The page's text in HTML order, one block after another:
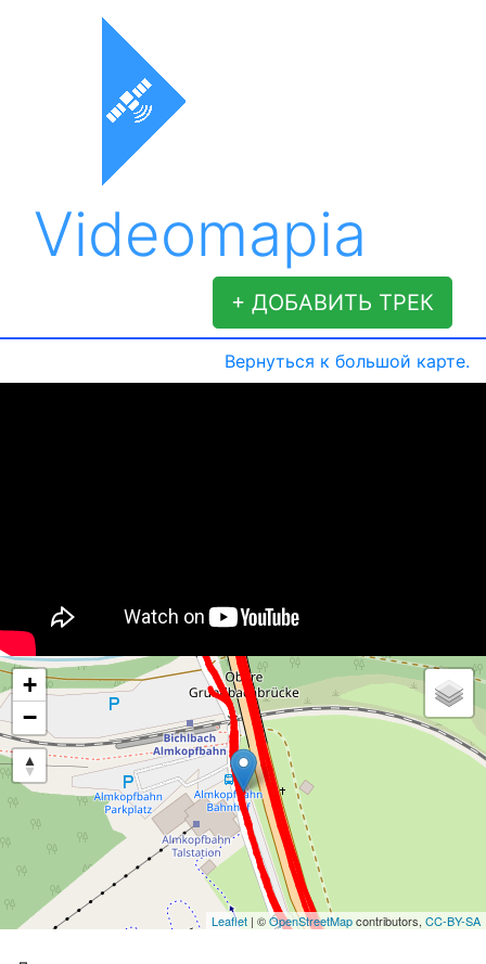
Videomapia
+ ДОБАВИТЬ ТРЕК
Вернуться к большой карте.
+
−
Leaflet | ©OpenStreetMapcontributors, CC-BY-SA